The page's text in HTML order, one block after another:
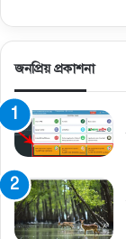
জনপ্রিয় প্রকাশনা